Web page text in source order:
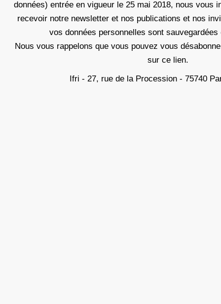
données) entrée en vigueur le 25 mai 2018, nous vous
recevoir notre newsletter et nos publications et nos
vos données personnelles sont
Nous vous rappelons que vous pouvez vous
sur ce lien.
Ifri - 27, rue de la Procession - 75740